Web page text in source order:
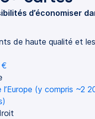
d’économiser
de haute qualité et les
€
(y compris ~2